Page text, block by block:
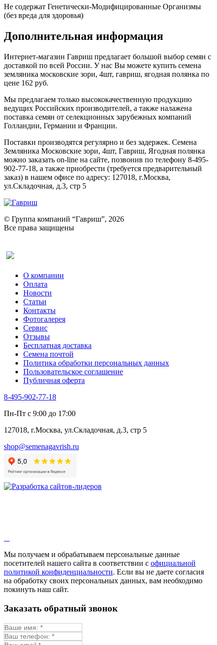
Не содержат Генетически-Модифицированные Организмы
(без вреда для здоровья)
Дополнительная информация
Интернет-магазин Гавриш предлагает большой выбор семян с
доставкой по всей России. У нас Вы можете купить семена
земляника московские зори, 4шт, гавриш, ягодная полянка по
цене 162 руб.
Мы предлагаем только высококачественную продукцию
ведущих Российских производителей, а также налажена
поставка семян от селекционных зарубежных компаний
Голландии, Германии и Франции.
Поставки производятся регулярно и без задержек. Семена
Земляника Московские зори, 4шт, Гавриш, Ягодная полянка
можно заказать on-line на сайте, позвонив по телефону 8-495-
902-77-18, а также приобрести (требуется предварительный
заказ) в нашем офисе по адресу: 127018, г.Москва,
ул.Складочная, д.3, стр 5
© Группа компаний “Гавриш”, 2026
Все права защищены
О компании
Оплата
Новости
Статьи
Контакты
Фотогалерея​
Сервис
Отзывы
Бесплатная доставка
Семена почтой
Политика обработки персональных данных
Пользовательское соглашение
Публичная оферта
8-495-902-77-18
Пн-Пт с 9:00 до 17:00
127018, г.Москва, ул.Складочная, д.3, стр 5
shop@semenagavrish.ru
Мы получаем и обрабатываем персональные данные
посетителей нашего сайта в соответствии с официальной
политикой конфиденциальности. Если вы не даете согласия
на обработку своих персональных данных, вам необходимо
покинуть наш сайт.
Заказать обратный звонок